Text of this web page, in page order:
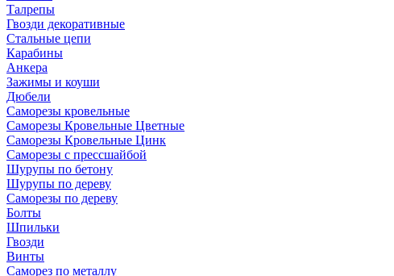
Талрепы
Гвозди декоративные
Стальные цепи
Карабины
Анкера
Зажимы и коуши
Дюбели
Саморезы кровельные
Саморезы Кровельные Цветные
Саморезы Кровельные Цинк
Саморезы с прессшайбой
Шурупы по бетону
Шурупы по дереву
Саморезы по дереву
Болты
Шпильки
Гвозди
Винты
Саморез по металлу